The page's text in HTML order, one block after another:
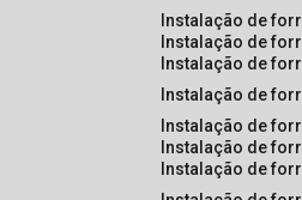
instalação de
instalação de
instalação de
instalação de
instalação de
instalação de
instalação de